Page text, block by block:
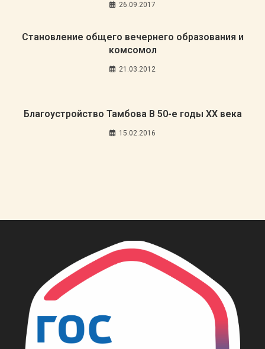
26.09.2017
Становление общего вечернего образования и
комсомол
21.03.2012
Благоустройство Тамбова В 50-е годы ХХ века
15.02.2016